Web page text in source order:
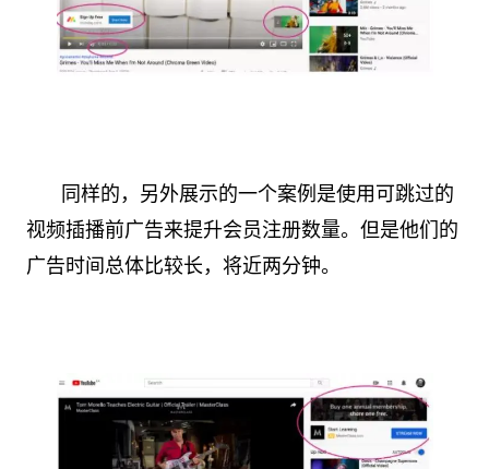
同样的，另外展示的一个案例是使用可跳过的
视频插播前广告来提升会员注册数量。但是他们的
广告时间总体比较长，将近两分钟。